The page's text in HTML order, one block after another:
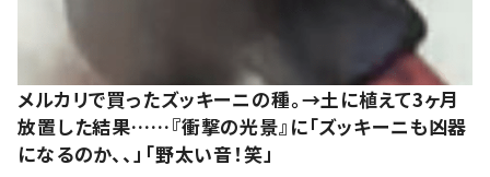
メルカリで買ったズッキーニの種。→土に植えて3ヶ月
放置した結果……『衝撃の光景』に「ズッキーニも凶器
になるのか、、」「野太い音！笑」